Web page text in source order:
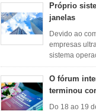
Próprio
janelas
Devido ao
empresas
sistema
O fórum
terminou
Do 18 ao 19